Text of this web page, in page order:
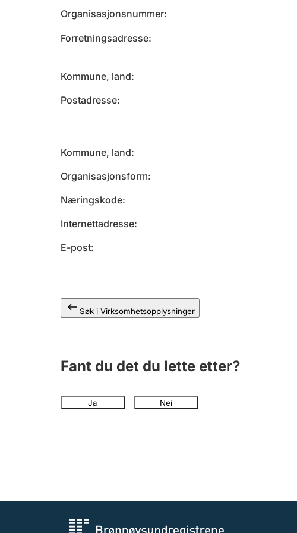
Organisasjonsnummer
Forretningsadresse
Kommune, land
Postadresse
Kommune, land
Organisasjonsform
Næringskode
Internettadresse
E-post
Søk i Virksomhetsopplysninger
Fant du det du lette etter?
Ja Nei